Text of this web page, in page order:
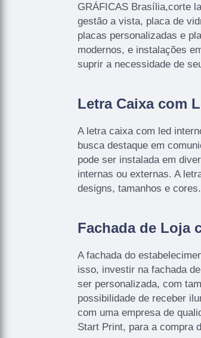
GRÁFICAS Brasília,corte
gestão a vista, placa de
placas personalizadas e
modernos, e instalações
suprir a necessidade de
Letra Caixa com
A letra caixa com led
busca destaque em
pode ser instalada em
internas ou externas. A
designs, tamanhos e cores.
Fachada de Loja
A fachada do
isso, investir na fachada
ser personalizada, com
possibilidade de receber
com uma empresa de
Start Print, para a compra